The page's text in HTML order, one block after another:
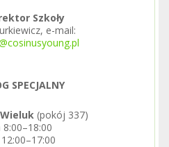
Szkoły
e-mail:
SPECJALNY
(pokój 337)